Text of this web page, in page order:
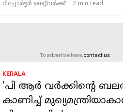
റിപ്പോർട്ടർ നെറ്റ്‌വര്‍ക്ക്‌ 2 min read
To advertise here,contact us
KERALA
'പി ആർ വർക്കിന്റെ
കാണിച്ച്